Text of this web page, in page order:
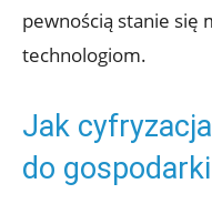
pewnością stanie się
technologiom.
Jak
do